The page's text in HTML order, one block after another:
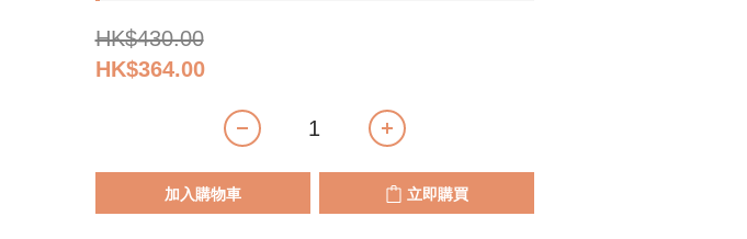
HK$430.00
HK$364.00
加入購物車 立即購買